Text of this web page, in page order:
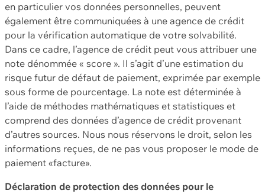
en particulier vos données personnelles, peuvent
également être communiquées à une agence de crédit
pour la vérification automatique de votre solvabilité.
Dans ce cadre, l’agence de crédit peut vous attribuer une
note dénommée « score ». Il s’agit d’une estimation du
risque futur de défaut de paiement, exprimée par exemple
sous forme de pourcentage. La note est déterminée à
l’aide de méthodes mathématiques et statistiques et
comprend des données d’agence de crédit provenant
d’autres sources. Nous nous réservons le droit, selon les
informations reçues, de ne pas vous proposer le mode de
paiement «facture».
Déclaration de protection des données pour le